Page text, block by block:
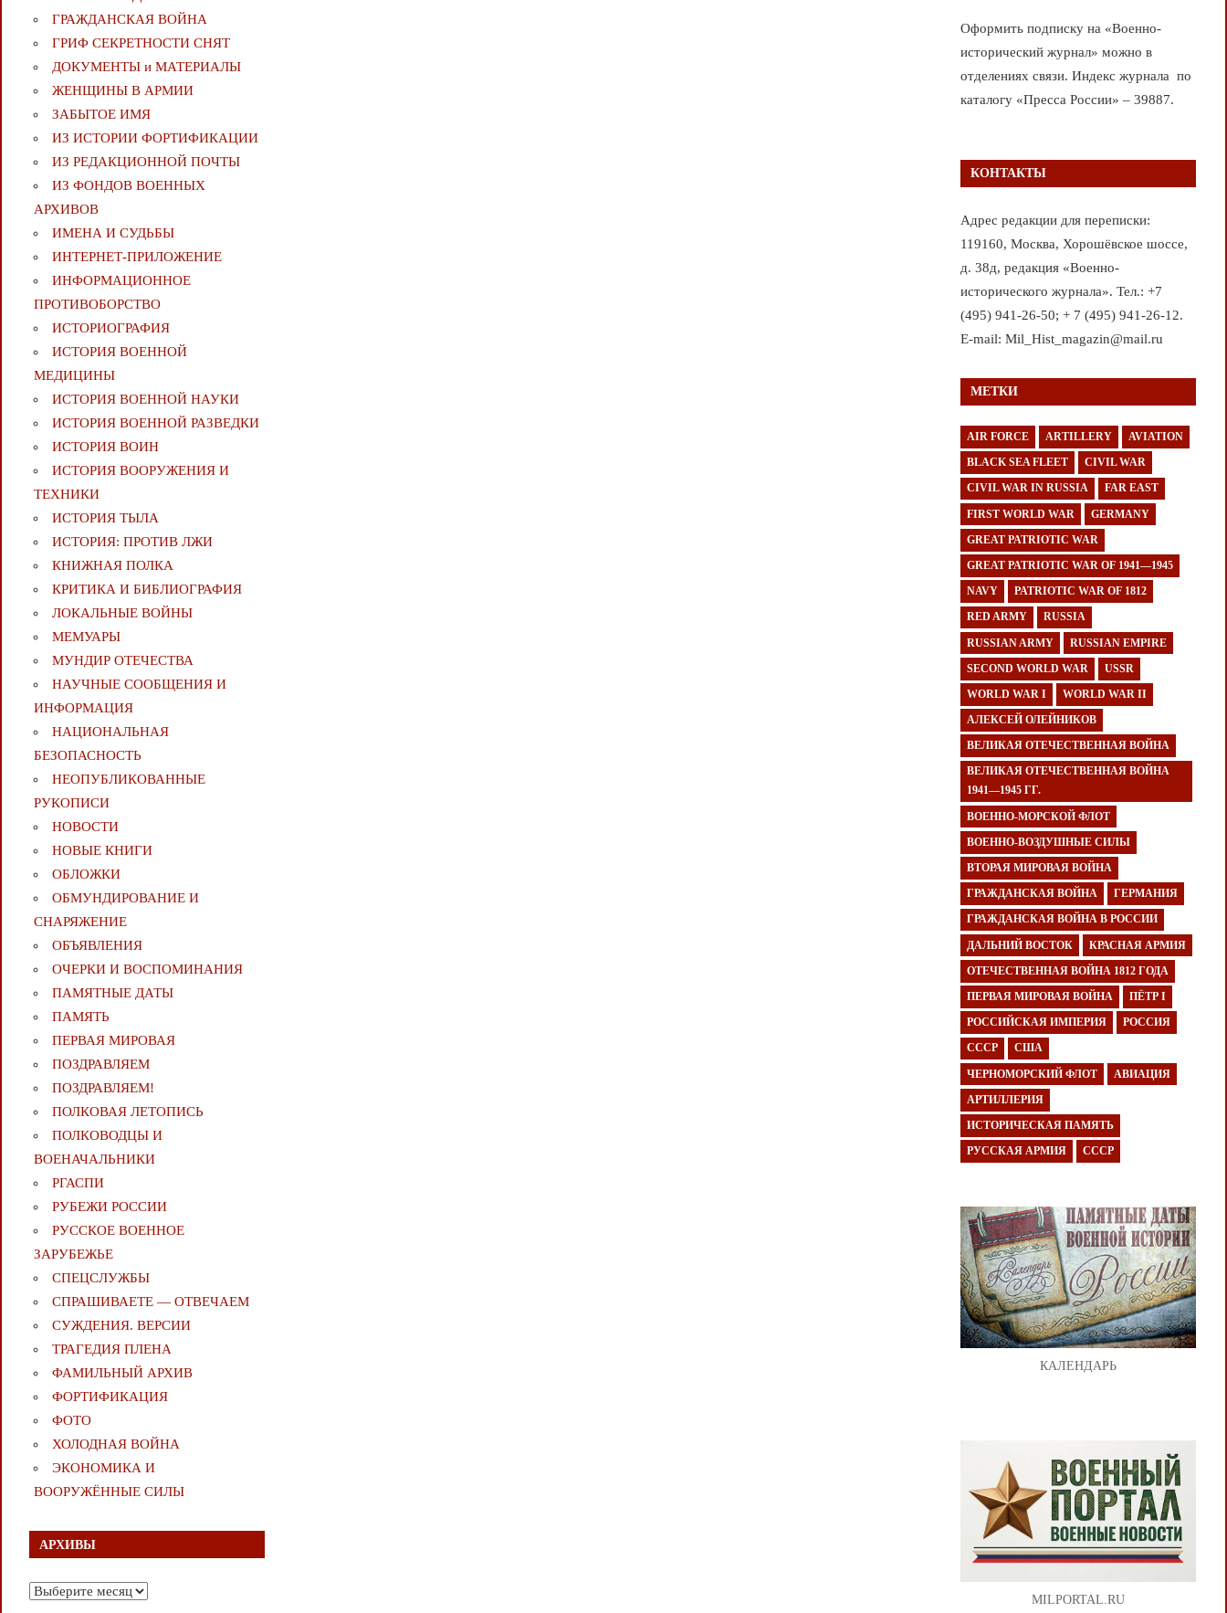
ГРАЖДАНСКАЯ ВОЙНА
ГРИФ СЕКРЕТНОСТИ СНЯТ
ДОКУМЕНТЫ и МАТЕРИАЛЫ
ЖЕНЩИНЫ В АРМИИ
ЗАБЫТОЕ ИМЯ
ИЗ ИСТОРИИ ФОРТИФИКАЦИИ
ИЗ РЕДАКЦИОННОЙ ПОЧТЫ
ИЗ ФОНДОВ ВОЕННЫХ
АРХИВОВ
ИМЕНА И СУДЬБЫ
ИНТЕРНЕТ-ПРИЛОЖЕНИЕ
ИНФОРМАЦИОННОЕ
ПРОТИВОБОРСТВО
ИСТОРИОГРАФИЯ
ИСТОРИЯ ВОЕННОЙ
МЕДИЦИНЫ
ИСТОРИЯ ВОЕННОЙ НАУКИ
ИСТОРИЯ ВОЕННОЙ РАЗВЕДКИ
ИСТОРИЯ ВОИН
ИСТОРИЯ ВООРУЖЕНИЯ И
ТЕХНИКИ
ИСТОРИЯ ТЫЛА
ИСТОРИЯ: ПРОТИВ ЛЖИ
КНИЖНАЯ ПОЛКА
КРИТИКА И БИБЛИОГРАФИЯ
ЛОКАЛЬНЫЕ ВОЙНЫ
МЕМУАРЫ
МУНДИР ОТЕЧЕСТВА
НАУЧНЫЕ СООБЩЕНИЯ И
ИНФОРМАЦИЯ
НАЦИОНАЛЬНАЯ
БЕЗОПАСНОСТЬ
НЕОПУБЛИКОВАННЫЕ
РУКОПИСИ
НОВОСТИ
НОВЫЕ КНИГИ
ОБЛОЖКИ
ОБМУНДИРОВАНИЕ И
СНАРЯЖЕНИЕ
ОБЪЯВЛЕНИЯ
ОЧЕРКИ И ВОСПОМИНАНИЯ
ПАМЯТНЫЕ ДАТЫ
ПАМЯТЬ
ПЕРВАЯ МИРОВАЯ
ПОЗДРАВЛЯЕМ
ПОЗДРАВЛЯЕМ!
ПОЛКОВАЯ ЛЕТОПИСЬ
ПОЛКОВОДЦЫ И
ВОЕНАЧАЛЬНИКИ
РГАСПИ
РУБЕЖИ РОССИИ
РУССКОЕ ВОЕННОЕ
ЗАРУБЕЖЬЕ
СПЕЦСЛУЖБЫ
СПРАШИВАЕТЕ — ОТВЕЧАЕМ
СУЖДЕНИЯ. ВЕРСИИ
ТРАГЕДИЯ ПЛЕНА
ФАМИЛЬНЫЙ АРХИВ
ФОРТИФИКАЦИЯ
ФОТО
ХОЛОДНАЯ ВОЙНА
ЭКОНОМИКА И
ВООРУЖЁННЫЕ СИЛЫ
АРХИВЫ
Архивы
Оформить подписку на «Военно-
исторический журнал» можно в
отделениях связи. Индекс журнала по
каталогу «Пресса России» – 39887.
КОНТАКТЫ
Адрес редакции для переписки:
119160, Москва, Хорошёвское шоссе,
д. 38д, редакция «Военно-
исторического журнала». Тел.: +7
(495) 941-26-50; + 7 (495) 941-26-12.
E-mail: Mil_Hist_magazin@mail.ru
МЕТКИ
AIR FORCE ARTILLERY AVIATION
BLACK SEA FLEET CIVIL WAR
CIVIL WAR IN RUSSIA FAR EAST
FIRST WORLD WAR GERMANY
GREAT PATRIOTIC WAR
GREAT PATRIOTIC WAR OF 1941—1945
NAVY PATRIOTIC WAR OF 1812
RED ARMY RUSSIA
RUSSIAN ARMY RUSSIAN EMPIRE
SECOND WORLD WAR USSR
WORLD WAR I WORLD WAR II
АЛЕКСЕЙ ОЛЕЙНИКОВ
ВЕЛИКАЯ ОТЕЧЕСТВЕННАЯ ВОЙНА
ВЕЛИКАЯ ОТЕЧЕСТВЕННАЯ ВОЙНА
1941—1945 ГГ.
ВОЕННО-МОРСКОЙ ФЛОТ
ВОЕННО-ВОЗДУШНЫЕ СИЛЫ
ВТОРАЯ МИРОВАЯ ВОЙНА
ГРАЖДАНСКАЯ ВОЙНА ГЕРМАНИЯ
ГРАЖДАНСКАЯ ВОЙНА В РОССИИ
ДАЛЬНИЙ ВОСТОК КРАСНАЯ АРМИЯ
ОТЕЧЕСТВЕННАЯ ВОЙНА 1812 ГОДА
ПЕРВАЯ МИРОВАЯ ВОЙНА ПЁТР I
РОССИЙСКАЯ ИМПЕРИЯ РОССИЯ
СССР США
ЧЕРНОМОРСКИЙ ФЛОТ АВИАЦИЯ
АРТИЛЛЕРИЯ
ИСТОРИЧЕСКАЯ ПАМЯТЬ
РУССКАЯ АРМИЯ СССР
КАЛЕНДАРЬ
MILPORTAL.RU